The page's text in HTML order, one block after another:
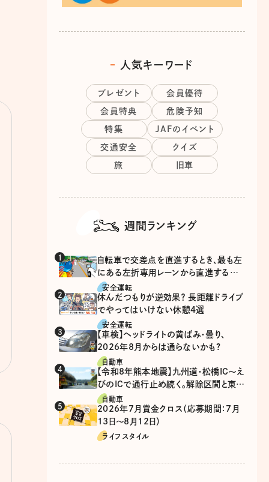
人気キーワード
プレゼント 会員優待
会員特典 危険予知
特集 JAFのイベント
交通安全 クイズ
旅 旧車
週間ランキング
自転車で交差点を直進するとき、最も左
にある左折専用レーンから直進するの
は、違反？
安全運転
休んだつもりが逆効果？ 長距離ドライブ
でやってはいけない休憩4選
安全運転
【車検】ヘッドライトの黄ばみ・曇り、
2026年8月からは通らないかも?
自動車
【令和8年熊本地震】九州道・松橋IC～え
びのICで通行止め続く。解除区間と東九
州道の迂回ルート
自動車
2026年7月賞金クロス（応募期間：7月
13日～8月12日）
ライフスタイル